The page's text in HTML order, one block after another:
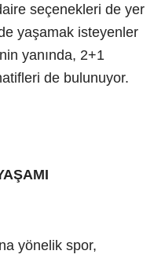
seçenekleri de yer
yaşamak isteyenler
yanında, 2+1
de bulunuyor.
yönelik spor,